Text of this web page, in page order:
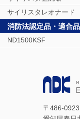
サイリスタレオナード
消防法認定品・適合品
ND1500KSF
〒486-0923